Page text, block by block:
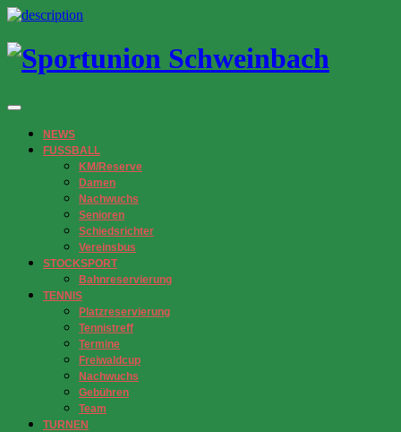
NEWS
FUSSBALL
KM/Reserve
Damen
Nachwuchs
Senioren
Schiedsrichter
Vereinsbus
STOCKSPORT
Bahnreservierung
TENNIS
Platzreservierung
Tennistreff
Termine
Freiwaldcup
Nachwuchs
Gebühren
Team
TURNEN